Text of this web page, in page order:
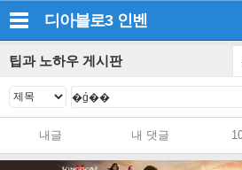
디아블로3 인벤
팁과 노하우 게시판
내글 내 댓글